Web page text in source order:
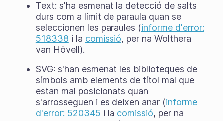
Text: s'ha esmenat la detecció de salts
durs com a límit de paraula quan se
seleccionen les paraules (informe d'error:
518338 i la comissió, per na Wolthera
van Hövell).
SVG: s'han esmenat les biblioteques de
símbols amb elements de títol mal que
estan mal posicionats quan
s'arrosseguen i es deixen anar (informe
d'error: 520345 i la comissió, per na